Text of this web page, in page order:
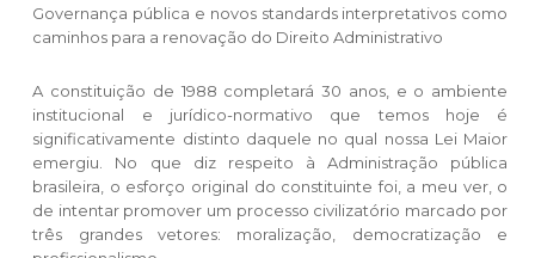
Governança pública e novos standards interpretativos como
caminhos para a renovação do Direito Administrativo
A constituição de 1988 completará 30 anos, e o ambiente
institucional e jurídico-normativo que temos hoje é
significativamente distinto daquele no qual nossa Lei Maior
emergiu. No que diz respeito à Administração pública
brasileira, o esforço original do constituinte foi, a meu ver, o
de intentar promover um processo civilizatório marcado por
três grandes vetores: moralização, democratização e